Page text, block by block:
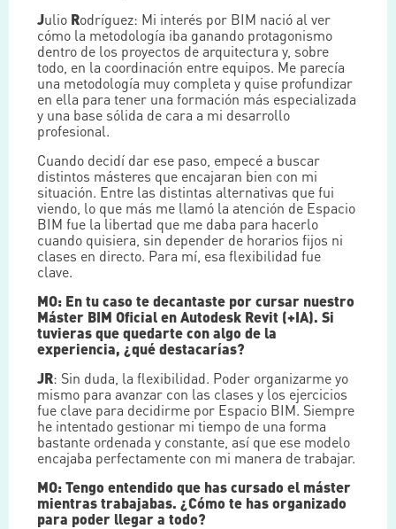
Julio Rodríguez: Mi interés por BIM nació al ver
cómo la metodología iba ganando protagonismo
dentro de los proyectos de arquitectura y, sobre
todo, en la coordinación entre equipos. Me parecía
una metodología muy completa y quise profundizar
en ella para tener una formación más especializada
y una base sólida de cara a mi desarrollo
profesional.
Cuando decidí dar ese paso, empecé a buscar
distintos másteres que encajaran bien con mi
situación. Entre las distintas alternativas que fui
viendo, lo que más me llamó la atención de Espacio
BIM fue la libertad que me daba para hacerlo
cuando quisiera, sin depender de horarios fijos ni
clases en directo. Para mí, esa flexibilidad fue
clave.
MO: En tu caso te decantaste por cursar nuestro
Máster BIM Oficial en Autodesk Revit (+IA). Si
tuvieras que quedarte con algo de la
experiencia, ¿qué destacarías?
JR: Sin duda, la flexibilidad. Poder organizarme yo
mismo para avanzar con las clases y los ejercicios
fue clave para decidirme por Espacio BIM. Siempre
he intentado gestionar mi tiempo de una forma
bastante ordenada y constante, así que ese modelo
encajaba perfectamente con mi manera de trabajar.
MO: Tengo entendido que has cursado el máster
mientras trabajabas. ¿Cómo te has organizado
para poder llegar a todo?